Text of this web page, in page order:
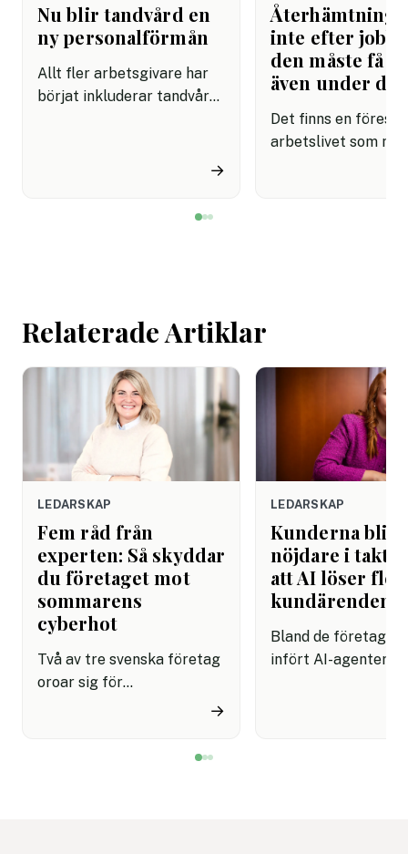
Nu blir tandvård en
ny personalförmån
Allt fler arbetsgivare har
börjat inkluderar tandvård i
miljon svenskar uppger att
→
Återhämtning
inte efter
den måste få
även under
Det finns en
arbetslivet som
Relaterade Artiklar
LEDARSKAP
Fem råd från
experten: Så skyddar
du företaget mot
sommarens
cyberhot
Två av tre svenska företag
oroar sig för
innebär semestertider med
→
LEDARSKAP
Kunderna blir
nöjdare i takt
att AI löser fler
kundärenden
Bland de företag
infört AI-agenter i